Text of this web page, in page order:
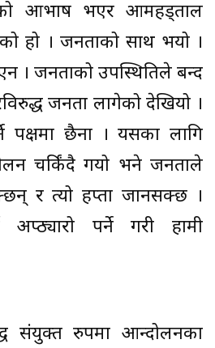
आभाष भएर आमहड्ताल
हो । जनताको साथ भयो ।
। जनताको उपस्थितिले बन्द
जनता लागेको देखियो ।
छैनौं । यसका लागि
चर्किंदै गयो भने जनताले
र त्यो हप्तौं जानसक्छ ।
अप्ठ्यारो पर्ने गरी हामी
संयुक्त रुपमा आन्दोलनका